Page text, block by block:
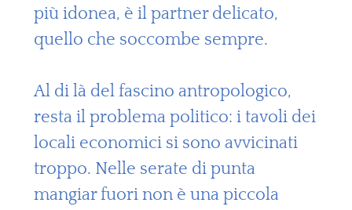
più idonea, è il partner delicato,
quello che soccombe sempre.
Al di là del fascino antropologico,
resta il problema politico: i tavoli dei
locali economici si sono avvicinati
troppo. Nelle serate di punta
mangiar fuori non è una piccola